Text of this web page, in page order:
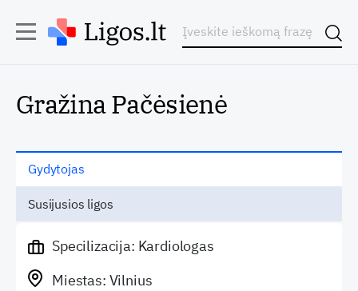
Gražina Pačėsienė
Gydytojas
Susijusios ligos
Specilizacija: Kardiologas
Miestas: Vilnius